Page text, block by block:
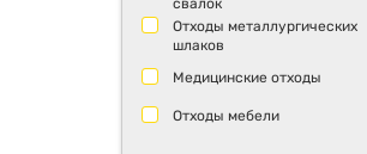
свалок
Отходы металлургических
шлаков
Медицинские отходы
Отходы мебели